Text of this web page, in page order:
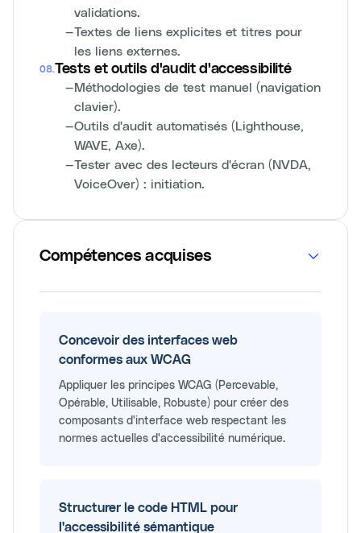
validations.
—Textes de liens explicites et titres pour
les liens externes.
08.Tests et outils d'audit d'accessibilité
—Méthodologies de test manuel (navigation
clavier).
—Outils d'audit automatisés (Lighthouse,
WAVE, Axe).
—Tester avec des lecteurs d'écran (NVDA,
VoiceOver) : initiation.
Compétences acquises
Concevoir des interfaces web
conformes aux WCAG
Appliquer les principes WCAG (Percevable,
Opérable, Utilisable, Robuste) pour créer des
composants d'interface web respectant les
normes actuelles d'accessibilité numérique.
Structurer le code HTML pour
l'accessibilité sémantique